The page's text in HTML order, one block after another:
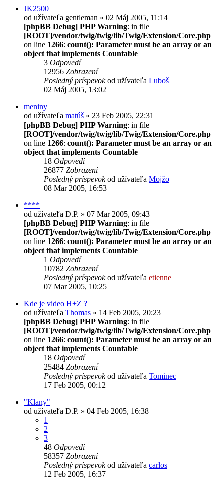
JK2500
od užívateľa gentleman » 02 Máj 2005, 11:14
[phpBB Debug] PHP Warning: in file
[ROOT]/vendor/twig/twig/lib/Twig/Extension/Core.php
on line 1266: count(): Parameter must be an array or an
object that implements Countable
3 Odpovedí
12956 Zobrazení
Posledný príspevokod užívateľa Luboš
02 Máj 2005, 13:02
meniny
od užívateľa matúš » 23 Feb 2005, 22:31
[phpBB Debug] PHP Warning: in file
[ROOT]/vendor/twig/twig/lib/Twig/Extension/Core.php
on line 1266: count(): Parameter must be an array or an
object that implements Countable
18 Odpovedí
26877 Zobrazení
Posledný príspevokod užívateľa Mojžo
08 Mar 2005, 16:53
****
od užívateľa D.P. » 07 Mar 2005, 09:43
[phpBB Debug] PHP Warning: in file
[ROOT]/vendor/twig/twig/lib/Twig/Extension/Core.php
on line 1266: count(): Parameter must be an array or an
object that implements Countable
1 Odpovedí
10782 Zobrazení
Posledný príspevokod užívateľa etienne
07 Mar 2005, 10:25
Kde je video H+Z ?
od užívateľa Thomas » 14 Feb 2005, 20:23
[phpBB Debug] PHP Warning: in file
[ROOT]/vendor/twig/twig/lib/Twig/Extension/Core.php
on line 1266: count(): Parameter must be an array or an
object that implements Countable
18 Odpovedí
25484 Zobrazení
Posledný príspevokod užívateľa Tominec
17 Feb 2005, 00:12
"Klany"
od užívateľa D.P. » 04 Feb 2005, 16:38
1
2
3
48 Odpovedí
58357 Zobrazení
Posledný príspevokod užívateľa carlos
12 Feb 2005, 16:37